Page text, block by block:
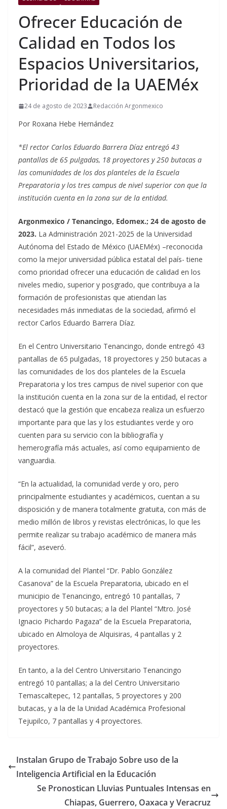
Ofrecer Educación de
Calidad en Todos los
Espacios Universitarios,
Prioridad de la UAEMéx
24 de agosto de 2023 Redacción Argonmexico
Por Roxana Hebe Hernández
*El rector Carlos Eduardo Barrera Díaz entregó 43
pantallas de 65 pulgadas, 18 proyectores y 250 butacas a
las comunidades de los dos planteles de la Escuela
Preparatoria y los tres campus de nivel superior con que la
institución cuenta en la zona sur de la entidad.
Argonmexico / Tenancingo, Edomex.; 24 de agosto de
2023. La Administración 2021-2025 de la Universidad
Autónoma del Estado de México (UAEMéx) –reconocida
como la mejor universidad pública estatal del país- tiene
como prioridad ofrecer una educación de calidad en los
niveles medio, superior y posgrado, que contribuya a la
formación de profesionistas que atiendan las
necesidades más inmediatas de la sociedad, afirmó el
rector Carlos Eduardo Barrera Díaz.
En el Centro Universitario Tenancingo, donde entregó 43
pantallas de 65 pulgadas, 18 proyectores y 250 butacas a
las comunidades de los dos planteles de la Escuela
Preparatoria y los tres campus de nivel superior con que
la institución cuenta en la zona sur de la entidad, el rector
destacó que la gestión que encabeza realiza un esfuerzo
importante para que las y los estudiantes verde y oro
cuenten para su servicio con la bibliografía y
hemerografía más actuales, así como equipamiento de
vanguardia.
“En la actualidad, la comunidad verde y oro, pero
principalmente estudiantes y académicos, cuentan a su
disposición y de manera totalmente gratuita, con más de
medio millón de libros y revistas electrónicas, lo que les
permite realizar su trabajo académico de manera más
fácil”, aseveró.
A la comunidad del Plantel “Dr. Pablo González
Casanova” de la Escuela Preparatoria, ubicado en el
municipio de Tenancingo, entregó 10 pantallas, 7
proyectores y 50 butacas; a la del Plantel “Mtro. José
Ignacio Pichardo Pagaza” de la Escuela Preparatoria,
ubicado en Almoloya de Alquisiras, 4 pantallas y 2
proyectores.
En tanto, a la del Centro Universitario Tenancingo
entregó 10 pantallas; a la del Centro Universitario
Temascaltepec, 12 pantallas, 5 proyectores y 200
butacas, y a la de la Unidad Académica Profesional
Tejupilco, 7 pantallas y 4 proyectores.
Instalan Grupo de Trabajo Sobre uso de la
Inteligencia Artificial en la Educación
Se Pronostican Lluvias Puntuales Intensas en
Chiapas, Guerrero, Oaxaca y Veracruz